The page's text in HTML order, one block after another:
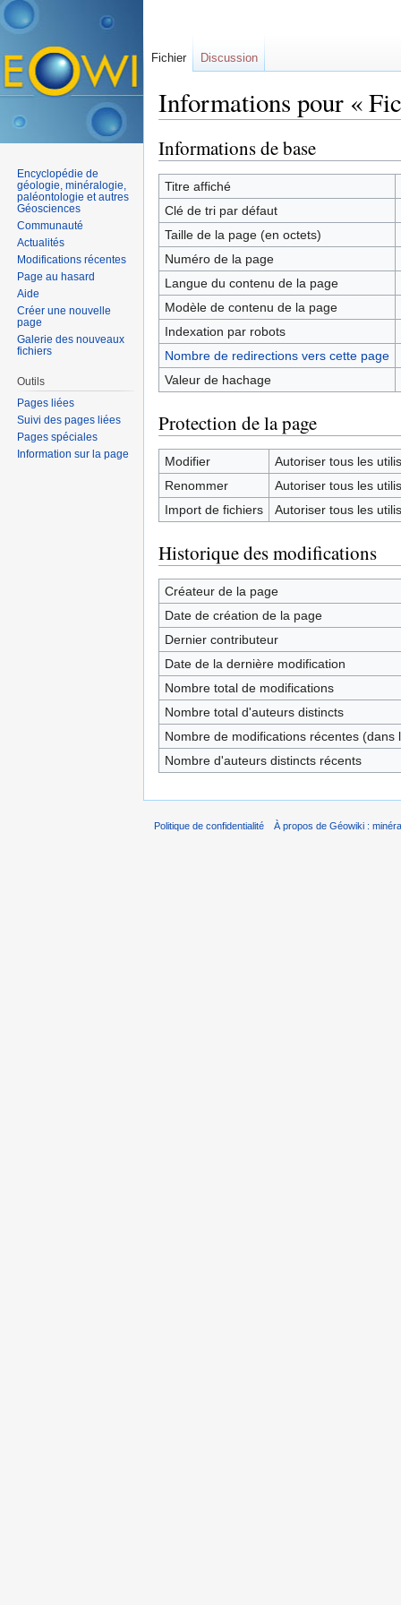
Informations pour «
Informations de base
Titre affiché
Clé de tri par défaut
Taille de la page (en octets)
Numéro de la page
Langue du contenu de la page
Modèle de contenu de la page
Indexation par robots
Nombre de redirections vers cette page
Valeur de hachage
Protection de la page
Modifier
Autoriser tous les
Renommer
Autoriser tous les
Import de fichiers
Autoriser tous les
Historique des modifications
Créateur de la page
Date de création de la page
Dernier contributeur
Date de la dernière modification
Nombre total de modifications
Nombre total d'auteurs distincts
Nombre de modifications récentes (dans
Nombre d'auteurs distincts récents
Fichier Discussion
Encyclopédie de
géologie, minéralogie,
paléontologie et autres
Géosciences
Communauté
Actualités
Modifications récentes
Page au hasard
Aide
Créer une nouvelle
page
Galerie des nouveaux
fichiers
Outils
Pages liées
Suivi des pages liées
Pages spéciales
Information sur la page
Politique de confidentialité À propos de Géowiki :